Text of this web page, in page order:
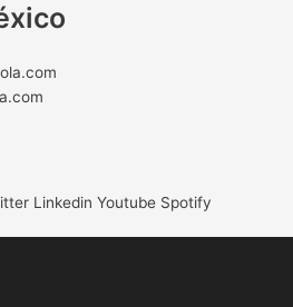
Linkedin Youtube Spotify